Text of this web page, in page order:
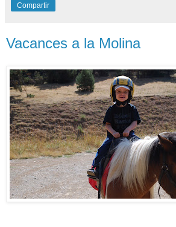
Compartir
Vacances a la Molina